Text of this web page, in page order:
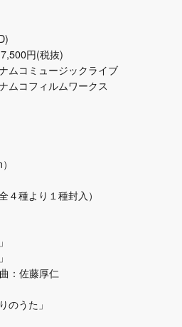
円(税抜)
ムコミュージックライブ
ムコフィルムワークス
４種より１種封入）
：佐藤厚仁
のうた」